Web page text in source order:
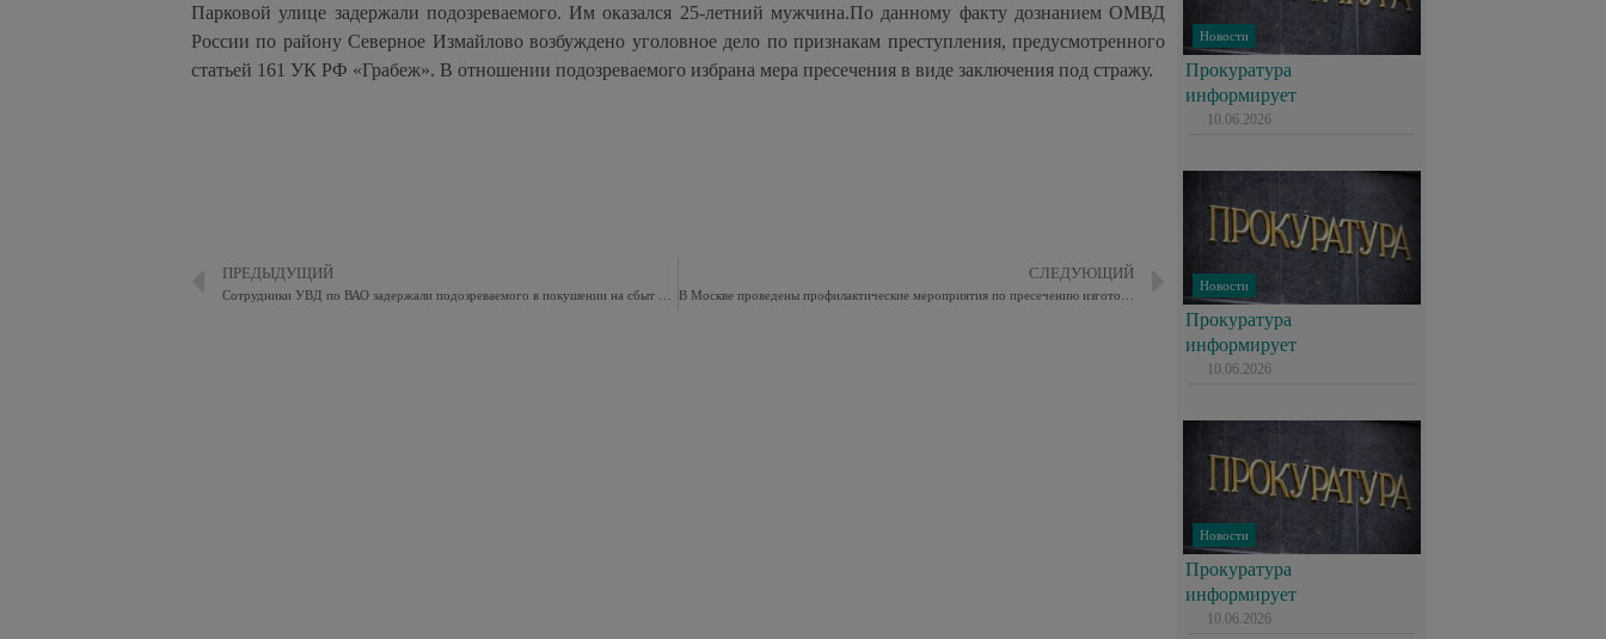
Парковой улице задержали подозреваемого. Им оказался 25-летний мужчина.По данному факту дознанием ОМВД
России по району Северное Измайлово возбуждено уголовное дело по признакам преступления, предусмотренного
статьей 161 УК РФ «Грабеж». В отношении подозреваемого избрана мера пресечения в виде заключения под стражу.
ПРЕДЫДУЩИЙ СЛЕДУЮЩИЙ
Новости
Прокуратура
информирует
10.06.2026
Новости
Прокуратура
информирует
10.06.2026
Новости
Прокуратура
информирует
10.06.2026